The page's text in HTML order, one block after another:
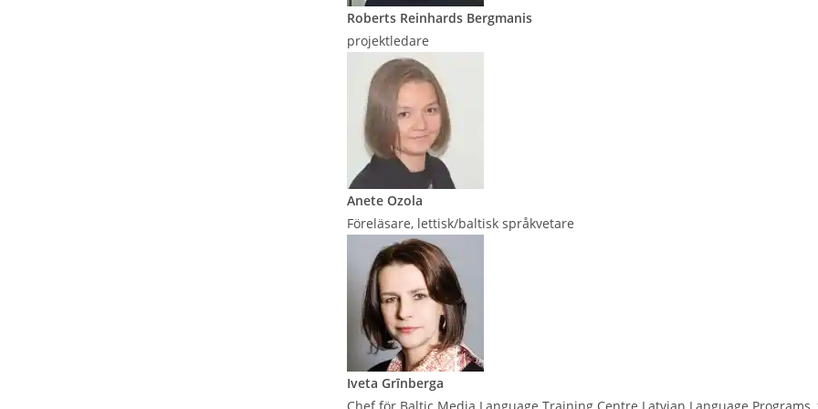
Roberts Reinhards Bergmanis
projektledare
Anete Ozola
Föreläsare, lettisk/baltisk språkvetare
Iveta Grīnberga